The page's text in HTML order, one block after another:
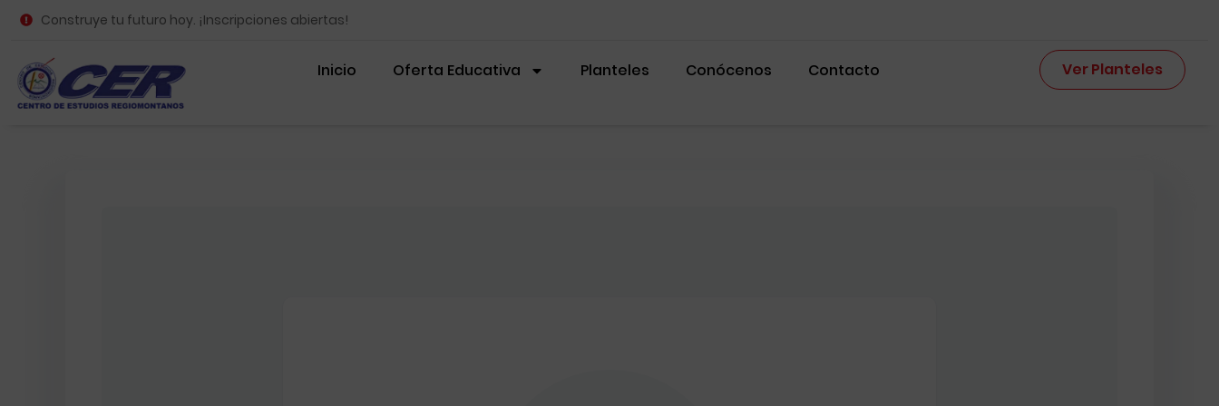
Construye tu futuro hoy. ¡Inscripciones abiertas!
Inicio Oferta Educativa Planteles Conócenos Contacto Ver Planteles